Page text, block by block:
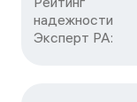
надежности
Эксперт РА: